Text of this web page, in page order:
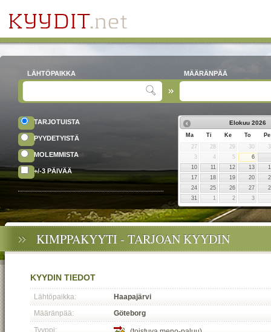
LÄHTÖPAIKKA MÄÄRÄNPÄÄ
TARJOTUISTA
PYYDETYISTÄ
MOLEMMISTA
+/-3 PÄIVÄÄ
Elokuu 2026
Ma Ti Ke To
Pe
27
28 29 30
3
4 5
6
10
11 12 13
17
18 19 20
24
25 26 27
31
1 2 3
KIMPPAKYYTI - TARJOAN KYYDIN
KYYDIN TIEDOT
Lähtöpaikka:
Haapajärvi
Määränpää:
Göteborg
Tyyppi: